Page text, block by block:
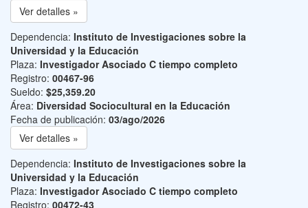
Ver detalles »
Dependencia: Instituto de Investigaciones sobre la
Universidad y la Educación
Plaza: Investigador Asociado C tiempo completo
Registro: 00467-96
Sueldo: $25,359.20
Área: Diversidad Sociocultural en la Educación
Fecha de publicación: 03/ago/2026
Ver detalles »
Dependencia: Instituto de Investigaciones sobre la
Universidad y la Educación
Plaza: Investigador Asociado C tiempo completo
Registro: 00472-43